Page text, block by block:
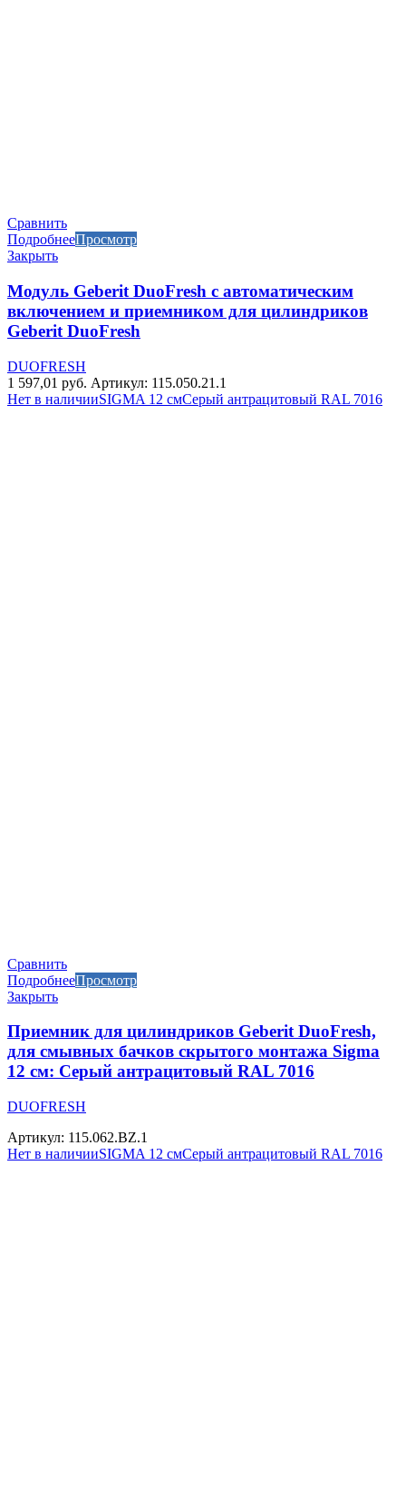
Сравнить
ПодробнееПросмотр
Закрыть
Модуль Geberit DuoFresh с автоматическим
включением и приемником для цилиндриков
Geberit DuoFresh
DUOFRESH
1 597,01 руб. Артикул: 115.050.21.1
Нет в наличииSIGMA 12 смСерый антрацитовый RAL 7016
Сравнить
ПодробнееПросмотр
Закрыть
Приемник для цилиндриков Geberit DuoFresh,
для смывных бачков скрытого монтажа Sigma
12 см: Серый антрацитовый RAL 7016
DUOFRESH
Артикул: 115.062.BZ.1
Нет в наличииSIGMA 12 смСерый антрацитовый RAL 7016